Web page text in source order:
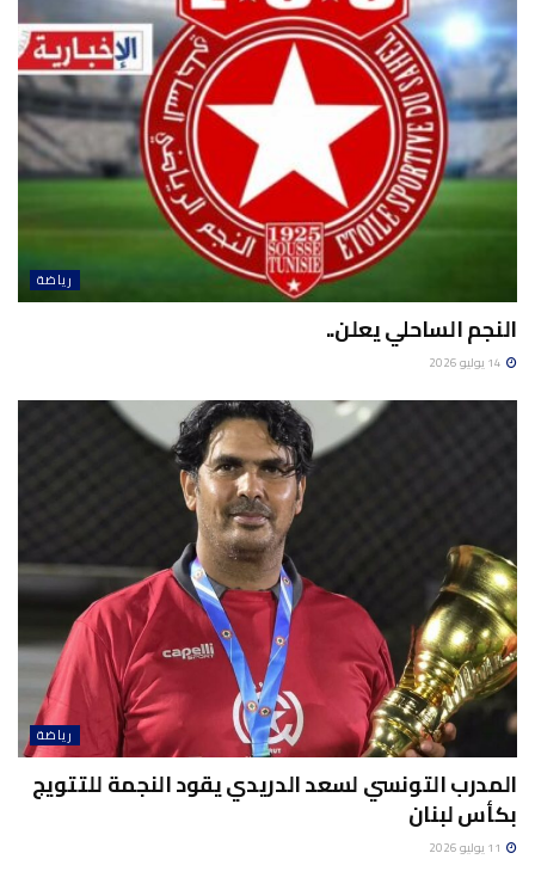
رياضة
النجم الساحلي يعلن..
رياضة
المدرب التونسي لسعد الدريدي يقود النجمة للتتويج
بكأس لبنان